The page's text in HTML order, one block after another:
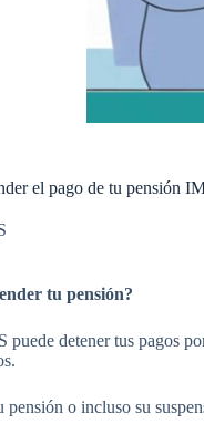
el pago de tu pensión
tu pensión?
detener tus pagos
pensión o incluso su